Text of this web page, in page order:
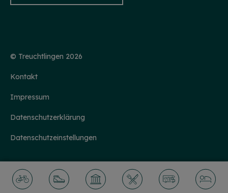
© Treuchtlingen 2026
Kontakt
Impressum
Datenschutzerklärung
Datenschutzeinstellungen